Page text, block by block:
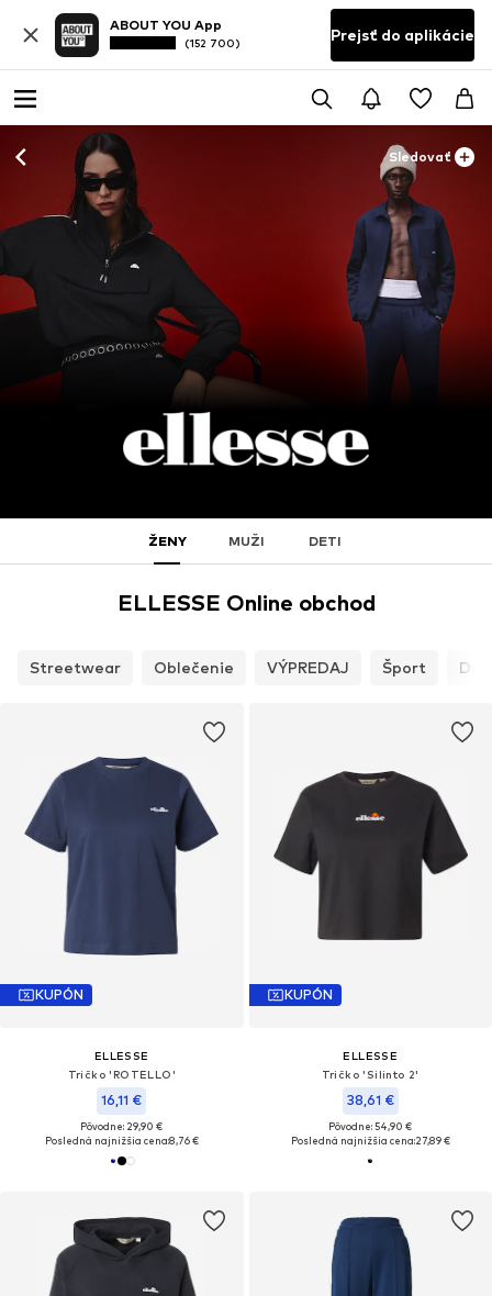
ABOUT YOU App
(152 700) Prejsť do aplikácie
Sledovať
ŽENY MUŽI DETI
ELLESSE Online obchod
Streetwear Oblečenie VÝPREDAJ Šport
KUPÓN
ELLESSE
Tričko 'ROTELLO'
16,11 €
Pôvodne: 29,90 €
Posledná najnižšia cena:8,76 €
KUPÓN
ELLESSE
Tričko 'Silinto 2'
38,61 €
Pôvodne: 54,90 €
Posledná najnižšia cena:27,89 €